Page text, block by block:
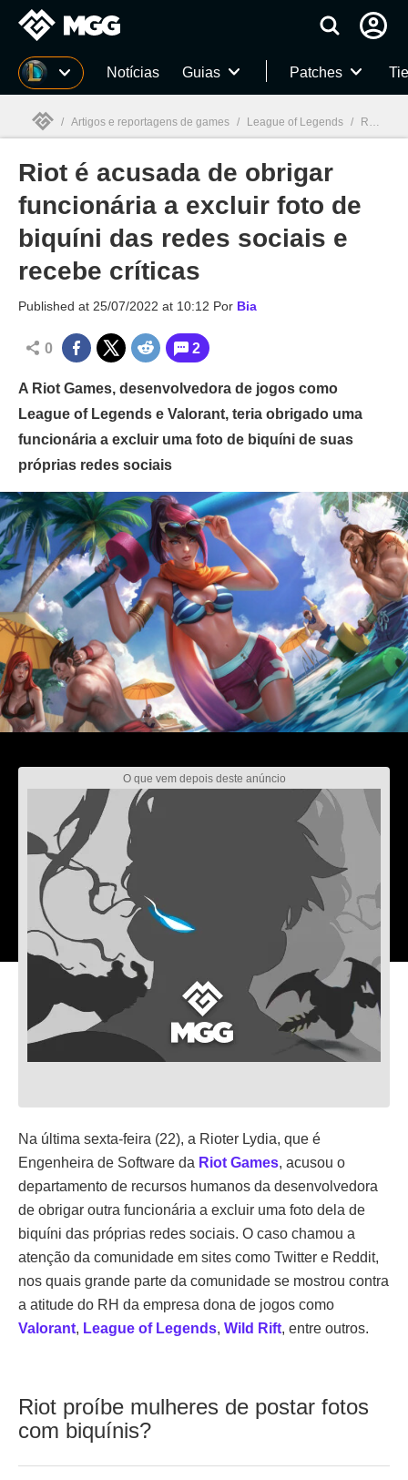
Millenium Notícias Guias Patches
Millenium
/ Artigos e reportagens de games / League of Legends / Riot é acusada de obrigar funcionária a excluir foto de biquíni das redes sociais e recebe críticas
Riot é acusada de obrigar
funcionária a excluir foto de
biquíni das redes sociais e
recebe críticas
Published at 25/07/2022 at 10:12 Por Bia
0 2
A Riot Games, desenvolvedora de jogos como
League of Legends e Valorant, teria obrigado uma
funcionária a excluir uma foto de biquíni de suas
próprias redes sociais
Na última sexta-feira (22), a Rioter Lydia, que é
Engenheira de Software da Riot Games, acusou o
departamento de recursos humanos da desenvolvedora
de obrigar outra funcionária a excluir uma foto dela de
biquíni das próprias redes sociais. O caso chamou a
atenção da comunidade em sites como Twitter e Reddit,
nos quais grande parte da comunidade se mostrou contra
a atitude do RH da empresa dona de jogos como
Valorant, League of Legends, Wild Rift, entre outros.
Riot proíbe mulheres de postar fotos
com biquínis?